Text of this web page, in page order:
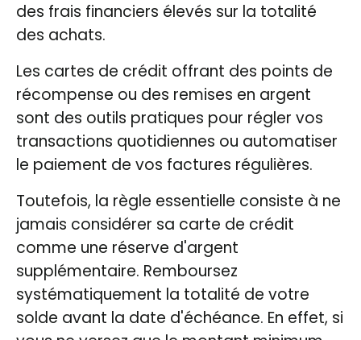
des frais financiers élevés sur la totalité
des achats.
Les cartes de crédit offrant des points de
récompense ou des remises en argent
sont des outils pratiques pour régler vos
transactions quotidiennes ou automatiser
le paiement de vos factures régulières.
Toutefois, la règle essentielle consiste à ne
jamais considérer sa carte de crédit
comme une réserve d'argent
supplémentaire. Remboursez
systématiquement la totalité de votre
solde avant la date d'échéance. En effet, si